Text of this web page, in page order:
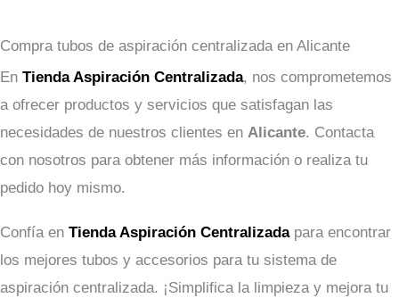
Compra tubos de aspiración centralizada en Alicante
En Tienda Aspiración Centralizada, nos comprometemos
a ofrecer productos y servicios que satisfagan las
necesidades de nuestros clientes en Alicante. Contacta
con nosotros para obtener más información o realiza tu
pedido hoy mismo.
Confía en Tienda Aspiración Centralizadapara encontrar
los mejores tubos y accesorios para tu sistema de
aspiración centralizada. ¡Simplifica la limpieza y mejora tu